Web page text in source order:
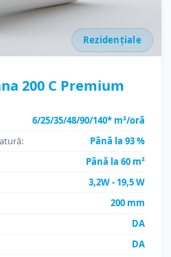
Rezidențiale
200 C Premium
6/25/35/48/90/140* m³/oră
Până la 93 %
Până la 60 m²
3,2W - 19,5 W
200 mm
DA
DA